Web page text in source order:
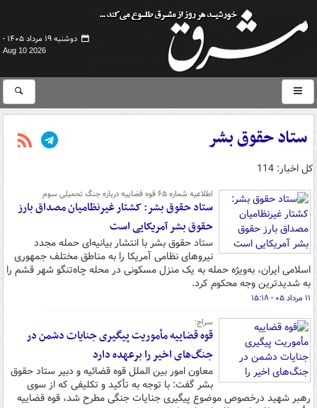
دوشنبه ۱۹ مرداد ۱۴۰۵ -
Aug 10 2026
ستاد حقوق بشر
کل اخبار: 114
اطلاعیه شماره ۶۵ قوه قضاییه درباره جنگ تحمیلی سوم
ستاد حقوق بشر: کشتار غیرنظامیان مصداق بارز
حقوق بشر آمریکایی است
ستاد حقوق بشر با انتشار بیانیه‌ای حمله مجدد
نیروهای نظامی آمریکا را به مناطق مختلف جمهوری
اسلامی ایران، به‌ویژه حمله به یک منزل مسکونی در محله چاه‌تنگو شهر قشم را
به شدیدترین وجه محکوم کرد.
۱۱ مرداد ۰۵ - ۱۵:۱۸
سراج:
قوه قضاییه مأموریت پیگیری جنایات دشمن در
جنگ‌های اخیر را برعهده دارد
معاون امور بین الملل قوه قضائیه و دبیر ستاد حقوق
بشر گفت: با توجه به تأکید و تکلیفی که از سوی
رهبر شهید درخصوص موضوع پیگیری جنایات جنگی مطرح شد، قوه قضاییه